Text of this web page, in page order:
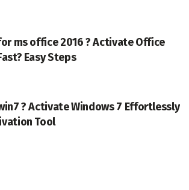
ms office 2016 ? Activate Office
Easy Steps
? Activate Windows 7 Effortlessly
Tool